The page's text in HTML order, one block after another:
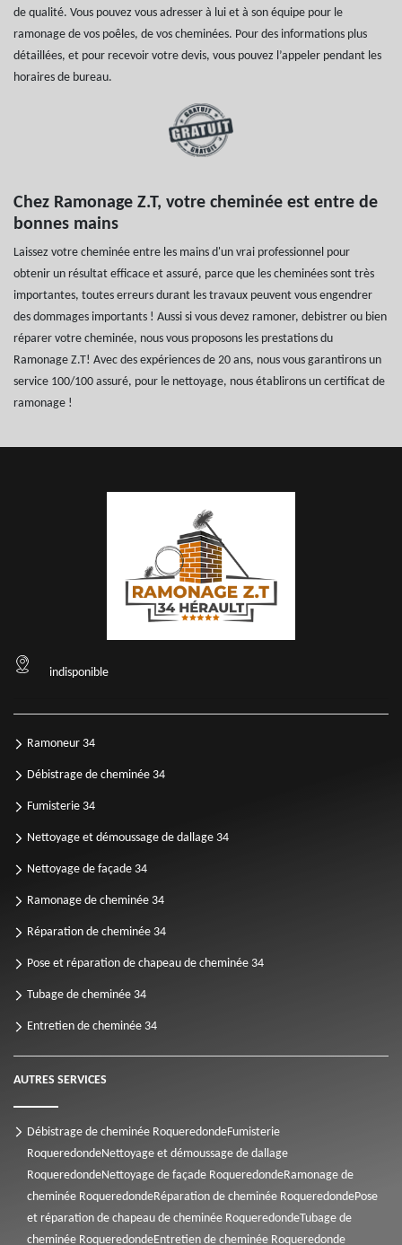
de qualité. Vous pouvez vous adresser à lui et à son équipe pour le
ramonage de vos poêles, de vos cheminées. Pour des informations plus
détaillées, et pour recevoir votre devis, vous pouvez l’appeler pendant les
horaires de bureau.
Chez Ramonage Z.T, votre cheminée est entre de
bonnes mains
Laissez votre cheminée entre les mains d'un vrai professionnel pour
obtenir un résultat efficace et assuré, parce que les cheminées sont très
importantes, toutes erreurs durant les travaux peuvent vous engendrer
des dommages importants ! Aussi si vous devez ramoner, debistrer ou bien
réparer votre cheminée, nous vous proposons les prestations du
Ramonage Z.T! Avec des expériences de 20 ans, nous vous garantirons un
service 100/100 assuré, pour le nettoyage, nous établirons un certificat de
ramonage !
indisponible
Ramoneur 34
Débistrage de cheminée 34
Fumisterie 34
Nettoyage et démoussage de dallage 34
Nettoyage de façade 34
Ramonage de cheminée 34
Réparation de cheminée 34
Pose et réparation de chapeau de cheminée 34
Tubage de cheminée 34
Entretien de cheminée 34
AUTRES SERVICES
Débistrage de cheminée RoqueredondeFumisterie
RoqueredondeNettoyage et démoussage de dallage
RoqueredondeNettoyage de façade RoqueredondeRamonage de
cheminée RoqueredondeRéparation de cheminée RoqueredondePose
et réparation de chapeau de cheminée RoqueredondeTubage de
cheminée RoqueredondeEntretien de cheminée Roqueredonde